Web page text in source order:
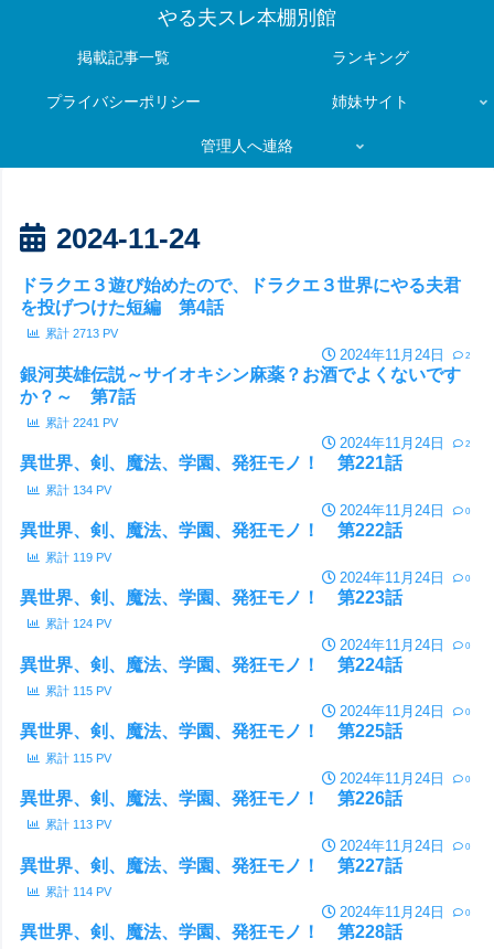
やる夫スレ本棚別館
掲載記事一覧 ランキング
プライバシーポリシー 姉妹サイト
管理人へ連絡
2024-11-24
ドラクエ３遊び始めたので、ドラクエ３世界にやる夫君
を投げつけた短編 第4話
累計 2713 PV
2024年11月24日 2
銀河英雄伝説～サイオキシン麻薬？お酒でよくないです
か？～ 第7話
累計 2241 PV
2024年11月24日 2
異世界、剣、魔法、学園、発狂モノ！ 第221話
累計 134 PV
2024年11月24日 0
異世界、剣、魔法、学園、発狂モノ！ 第222話
累計 119 PV
2024年11月24日 0
異世界、剣、魔法、学園、発狂モノ！ 第223話
累計 124 PV
2024年11月24日 0
異世界、剣、魔法、学園、発狂モノ！ 第224話
累計 115 PV
2024年11月24日 0
異世界、剣、魔法、学園、発狂モノ！ 第225話
累計 115 PV
2024年11月24日 0
異世界、剣、魔法、学園、発狂モノ！ 第226話
累計 113 PV
2024年11月24日 0
異世界、剣、魔法、学園、発狂モノ！ 第227話
累計 114 PV
2024年11月24日 0
異世界、剣、魔法、学園、発狂モノ！ 第228話